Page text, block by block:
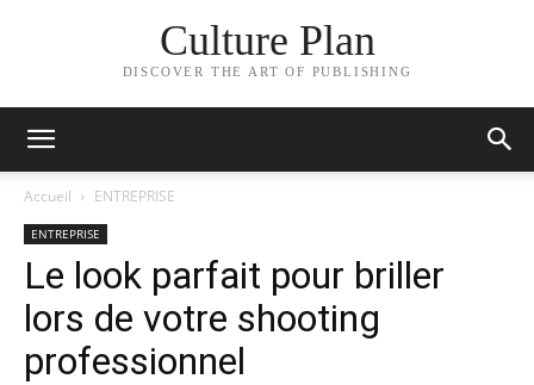
Culture Plan
DISCOVER THE ART OF PUBLISHING
Accueil ENTREPRISE
ENTREPRISE
Le look parfait pour briller
lors de votre shooting
professionnel